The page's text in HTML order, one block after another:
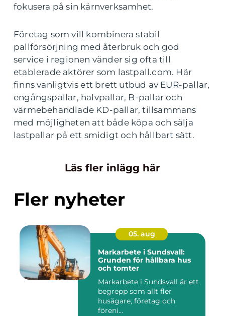
fokusera på sin kärnverksamhet.
Företag som vill kombinera stabil
pallförsörjning med återbruk och god
service i regionen vänder sig ofta till
etablerade aktörer som lastpall.com. Här
finns vanligtvis ett brett utbud av EUR-pallar,
engångspallar, halvpallar, B-pallar och
värmebehandlade KD-pallar, tillsammans
med möjligheten att både köpa och sälja
lastpallar på ett smidigt och hållbart sätt.
Läs fler inlägg här
Fler nyheter
05. aug
Markarbete i Sundsvall:
Grunden för hållbara hus
och tomter
Markarbete i Sundsvall är ett
begrepp som allt fler
husägare, företag och
föreni...